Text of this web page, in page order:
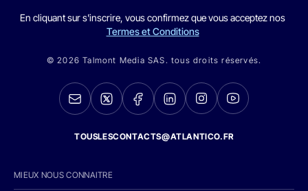
En cliquant sur s'inscrire, vous confirmez que vous acceptez nos
Termes et Conditions
© 2026 Talmont Media SAS. tous droits réservés.
TOUSLESCONTACTS@ATLANTICO.FR
MIEUX NOUS CONNAITRE